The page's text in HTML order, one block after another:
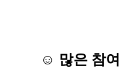
☺ 많은 참